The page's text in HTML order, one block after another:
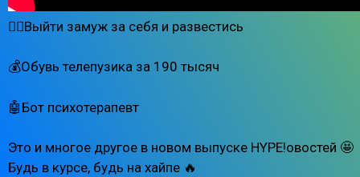
👰‍♀️Выйти замуж за себя и развестись
💰Обувь телепузика за 190 тысяч
🤖Бот психотерапевт
Это и многое другое в новом выпуске HYPE!овостей 🤩
Будь в курсе, будь на хайпе 🔥